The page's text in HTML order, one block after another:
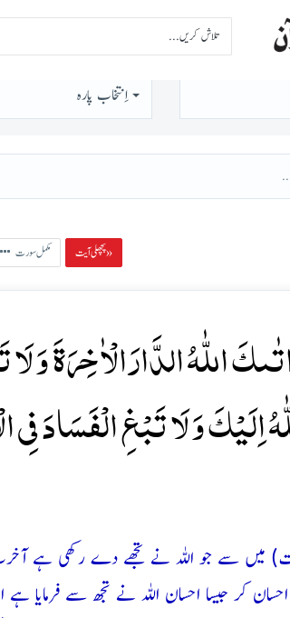
اِنتخاب پارہ
پچھلی آیت » مکمل سورت
اللّٰہُ الدَّارَ
اِلَیۡکَ وَ لَا تَبۡغِ الۡفَسَادَ
میں سے جو اللہ نے تجھے دے رکھی ہے
کر جیسا احسان اللہ نے تجھ سے فرمایا